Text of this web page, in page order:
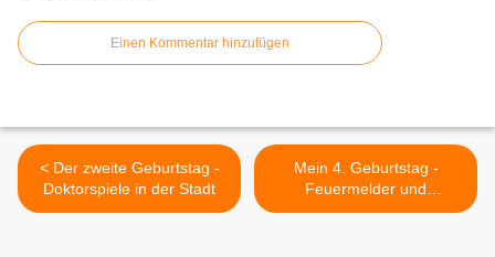
Einen Kommentar hinzufügen
< Der zweite Geburtstag -
Doktorspiele in der Stadt
Mein 4. Geburtstag -
Feuermelder und
Kokosnuss >